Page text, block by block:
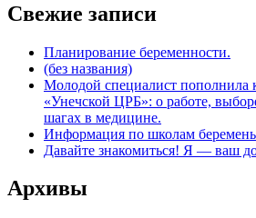
Свежие записи
Планирование беременности.
(без названия)
Молодой специалист
«Унечской ЦРБ»: о работе,
шагах в медицине.
Информация по школам
Давайте знакомиться! Я — ваш
Архивы